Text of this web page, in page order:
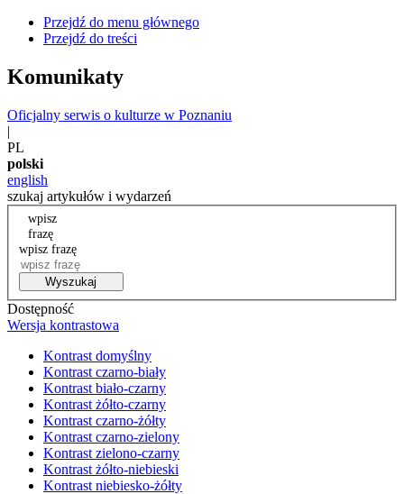
Przejdź do menu głównego
Przejdź do treści
Komunikaty
Oficjalny serwis o kulturze w Poznaniu
|
PL
polski
english
szukaj artykułów i wydarzeń
wpisz
frazę
wpisz frazę
Wyszukaj
Dostępność
Wersja kontrastowa
Kontrast domyślny
Kontrast czarno-biały
Kontrast biało-czarny
Kontrast żółto-czarny
Kontrast czarno-żółty
Kontrast czarno-zielony
Kontrast zielono-czarny
Kontrast żółto-niebieski
Kontrast niebiesko-żółty